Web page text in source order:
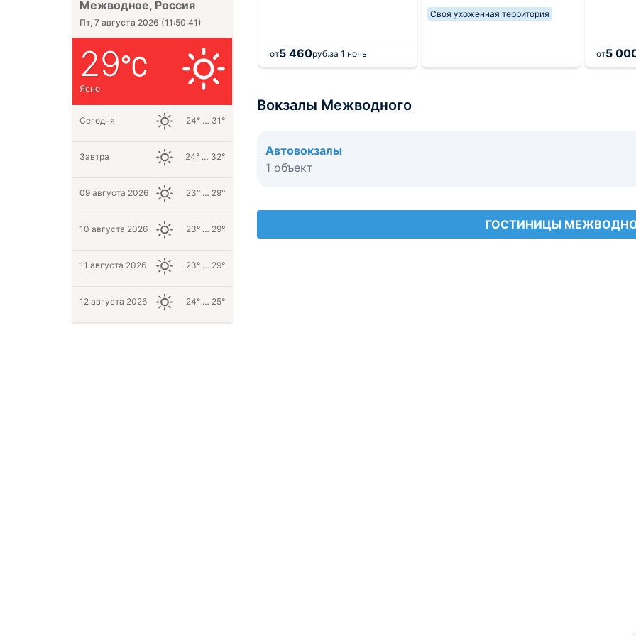
от3 700 за 1 ночь от5 460руб.за 1 ночь
Своя ухоженная территория
от5
Вокзалы Межводного
Автовокзалы
1 объект
ГОСТИНИЦЫ
Межводное, Россия
Пт, 7 августа 2026 (11:50:41)
29
Ясно
Сегодня 24° … 31°
Завтра 24° … 32°
09 августа 2026 23° … 29°
10 августа 2026 23° … 29°
11 августа 2026 23° … 29°
12 августа 2026 24° … 25°